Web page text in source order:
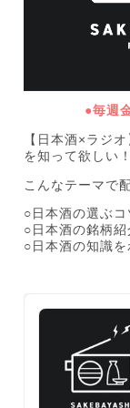
●毎週
【日本酒×ラジ
を知って欲しい！
こんなテーマで
○日本酒の選ぶコ
○日本酒の銘柄紹
○日本酒の知識